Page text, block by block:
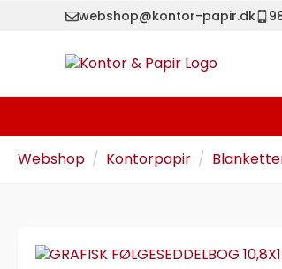
webshop@kontor-papir.dk
Webshop Kontorpapir